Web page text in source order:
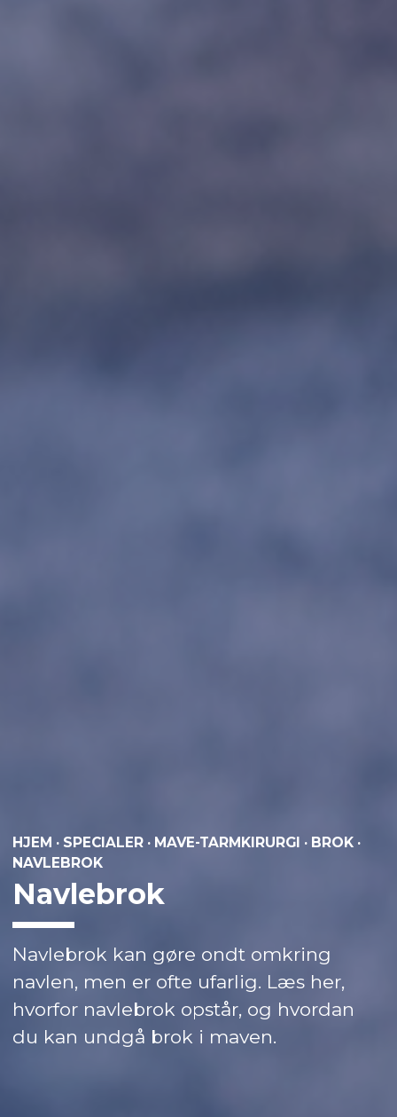
HJEM · SPECIALER · MAVE-TARMKIRURGI · BROK ·
NAVLEBROK
Navlebrok
Navlebrok kan gøre ondt omkring
navlen, men er ofte ufarlig. Læs her,
hvorfor navlebrok opstår, og hvordan
du kan undgå brok i maven.